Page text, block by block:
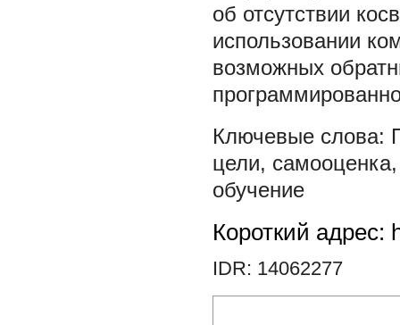
об отсутствии
использовании
возможных
цели, самооценка
обучение
Короткий адрес:
IDR: 14062277